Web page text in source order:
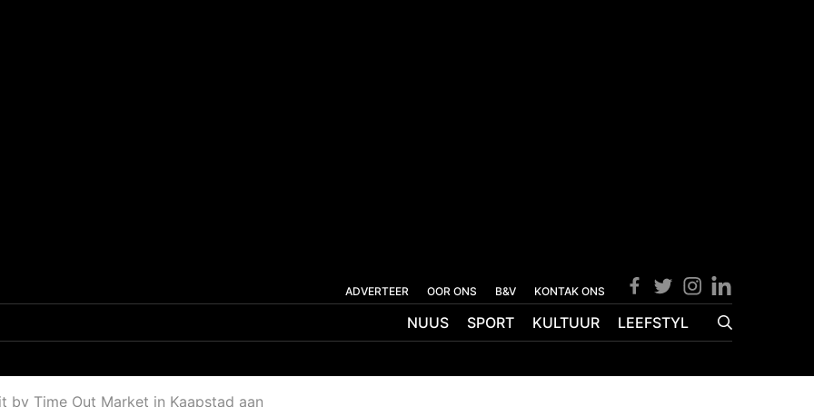
ADVERTEER OOR ONS B&V KONTAK ONS
NUUS SPORT KULTUUR LEEFSTYL
by Time Out Market in Kaapstad aan